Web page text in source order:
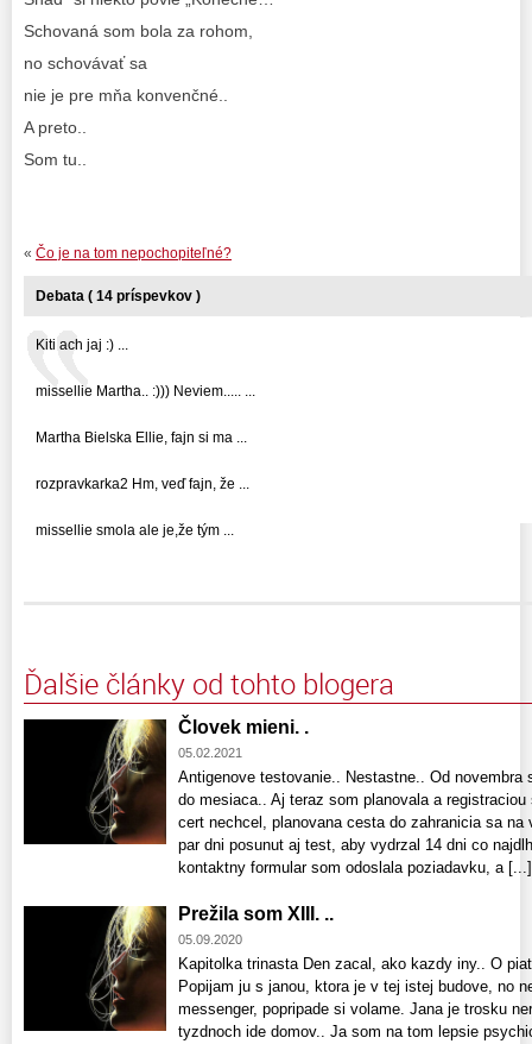
Schovaná som bola za rohom,
no schovávať sa
nie je pre mňa konvenčné..
A preto..
Som tu..
« Čo je na tom nepochopiteľné?
Debata ( 14 príspevkov )
Kiti ach jaj :) ...
missellie Martha.. :))) Neviem..... ...
Martha Bielska Ellie, fajn si ma ...
rozpravkarka2 Hm, veď fajn, že ...
missellie smola ale je,že tým ...
Ďalšie články od tohto blogera
Človek mieni. .
05.02.2021
Antigenove testovanie.. Nestastne.. Od novembra
do mesiaca.. Aj teraz som planovala a
cert nechcel, planovana cesta do zahranicia sa
par dni posunut aj test, aby vydrzal 14 dni co
kontaktny formular som odoslala poziadavku, a [...]
Prežila som XIII. ..
05.09.2020
Kapitolka trinasta Den zacal, ako kazdy iny.. O
Popijam ju s janou, ktora je v tej istej budove, no
messenger, popripade si volame. Jana je trosku
tyzdnoch ide domov.. Ja som na tom lepsie